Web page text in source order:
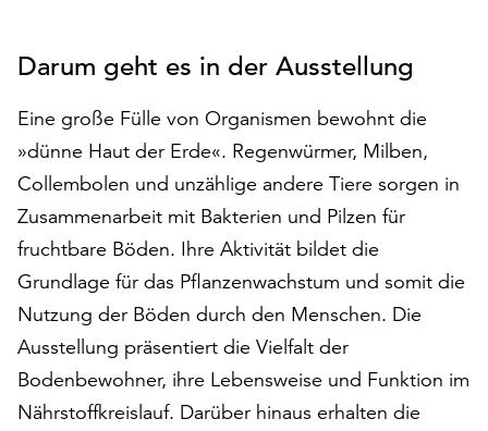
Statistikzwecken
werden.
Klicken
Sie
auf
„Alle
akzeptieren“,
um
alle
Cookies
zu
akzeptieren.
Sie
Darum geht es in der Ausstellung
Eine große Fülle von Organismen bewohnt die
»dünne Haut der Erde«. Regenwürmer, Milben,
Collembolen und unzählige andere Tiere sorgen in
Zusammenarbeit mit Bakterien und Pilzen für
fruchtbare Böden. Ihre Aktivität bildet die
Grundlage für das Pflanzenwachstum und somit die
Nutzung der Böden durch den Menschen. Die
Ausstellung präsentiert die Vielfalt der
Bodenbewohner, ihre Lebensweise und Funktion im
Nährstoffkreislauf. Darüber hinaus erhalten die